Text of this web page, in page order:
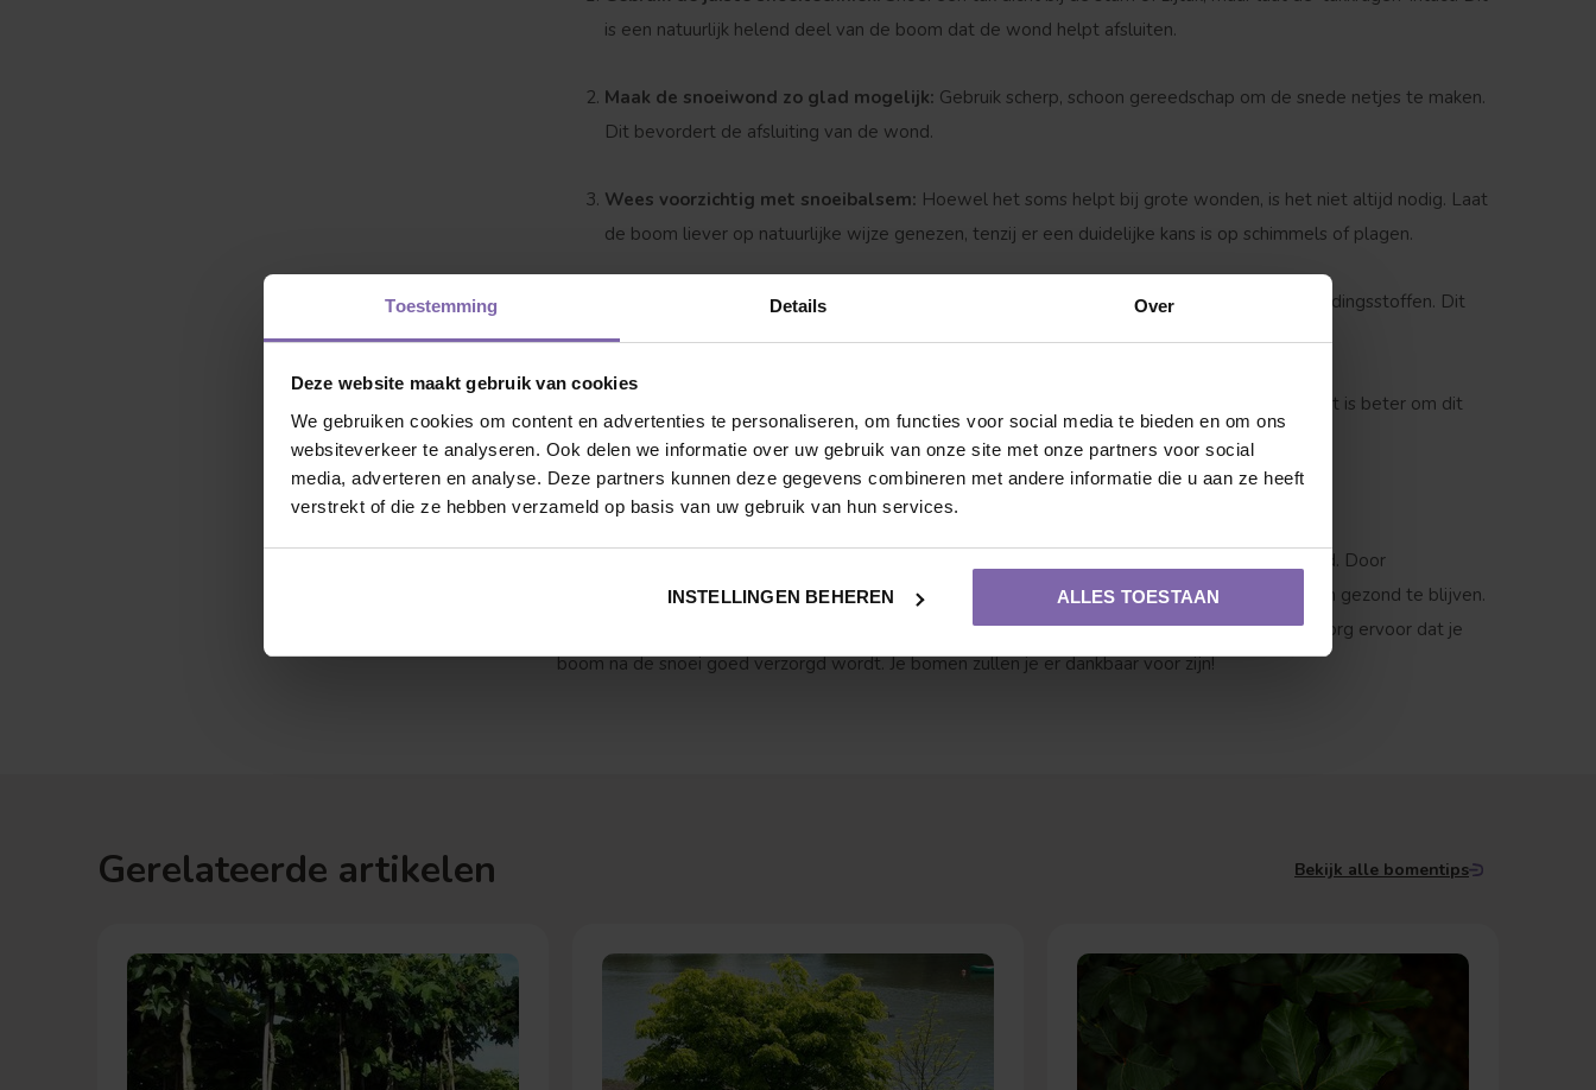
Toestemming Details Over
Deze website maakt gebruik van cookies
We gebruiken cookies om content en advertenties te personaliseren, om functies voor social media te bieden en om ons
websiteverkeer te analyseren. Ook delen we informatie over uw gebruik van onze site met onze partners voor social
media, adverteren en analyse. Deze partners kunnen deze gegevens combineren met andere informatie die u aan ze heeft
verstrekt of die ze hebben verzameld op basis van uw gebruik van hun services.
INSTELLINGEN BEHEREN ALLES TOESTAAN
is een natuurlijk helend deel van de boom dat de wond helpt afsluiten.
Maak de snoeiwond zo glad mogelijk: Gebruik scherp, schoon gereedschap om de snede netjes te maken.
Dit bevordert de afsluiting van de wond.
Wees voorzichtig met snoeibalsem: Hoewel het soms helpt bij grote wonden, is het niet altijd nodig. Laat
de boom liever op natuurlijke wijze genezen, tenzij er een duidelijke kans is op schimmels of plagen.
Geef je boom na het snoeien wat extra aandacht, zoals voldoende water en voedingsstoffen. Dit
helpt hem sterk te blijven tijdens het herstelproces.
Snoei nooit meer dan 25% van de kroon van de boom in één keer. Het is beter om dit
over meerdere jaren te verdelen.
Conclusie
Snoeien is niet alleen belangrijk voor de schoonheid van je boom, maar ook voor zijn gezondheid. Door
snoeiwonden goed te behandelen en op het juiste moment te snoeien, help je je boom sterk en gezond te blijven.
Dus, plan je snoeibeurt in de late winter of het vroege voorjaar, gebruik goede technieken, en zorg ervoor dat je
boom na de snoei goed verzorgd wordt. Je bomen zullen je er dankbaar voor zijn!
Gerelateerde artikelen Bekijk alle bomentips